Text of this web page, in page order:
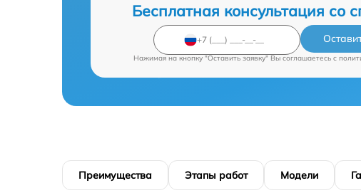
Бесплатная консультация со
Нажимая на кнопку "Оставить заявку" Вы соглашаетесь c
Преимущества Этапы работ Модели